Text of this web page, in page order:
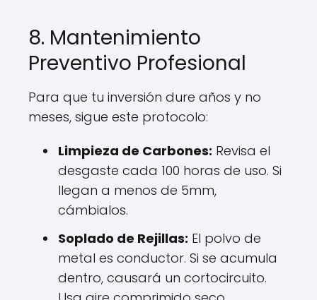
8. Mantenimiento
Preventivo Profesional
Para que tu inversión dure años y no
meses, sigue este protocolo:
Limpieza de Carbones: Revisa el
desgaste cada 100 horas de uso. Si
llegan a menos de 5mm,
cámbialos.
Soplado de Rejillas: El polvo de
metal es conductor. Si se acumula
dentro, causará un cortocircuito.